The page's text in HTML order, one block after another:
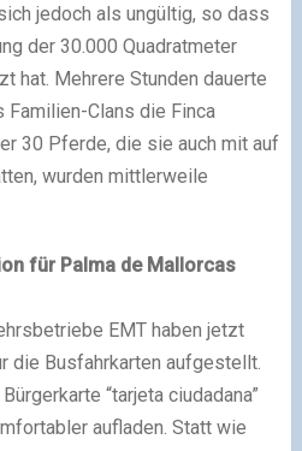
jedoch als ungültig, so dass
der 30.000 Quadratmeter
hat. Mehrere Stunden dauerte
Clans die Finca
30 Pferde, die sie auch mit auf
wurden mittlerweile
für Palma de Mallorcas
EMT haben jetzt
die Busfahrkarten aufgestellt.
“tarjeta ciudadana”
aufladen. Statt wie